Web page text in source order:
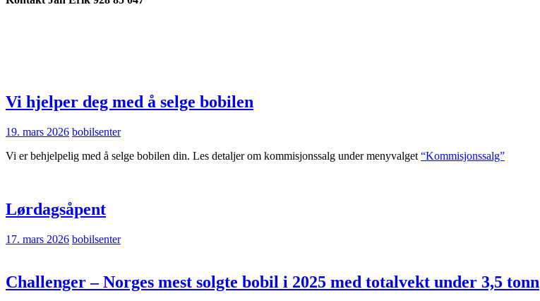
Vi hjelper deg med å selge bobilen
19. mars 2026 bobilsenter
Vi er behjelpelig med å selge bobilen din. Les detaljer om kommisjonssalg under menyvalget “Kommisjonssalg”
Lørdagsåpent
17. mars 2026 bobilsenter
Challenger – Norges mest solgte bobil i 2025 med totalvekt under 3,5 tonn